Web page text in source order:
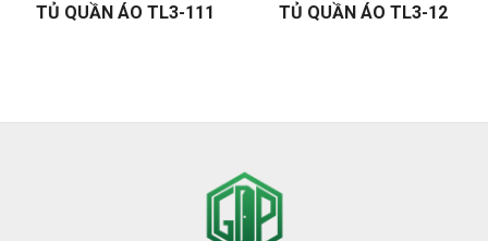
TỦ QUẦN ÁO TL3-111 TỦ QUẦN ÁO TL3-12